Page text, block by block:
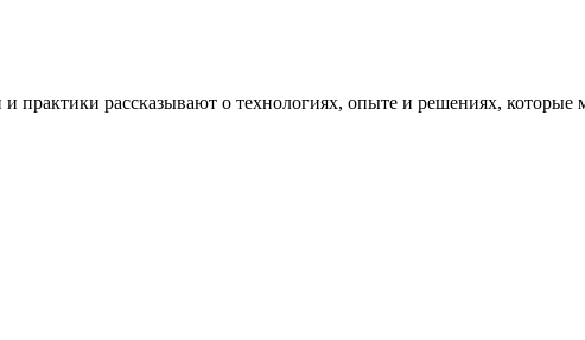
и практики рассказывают о технологиях, опыте и решениях,